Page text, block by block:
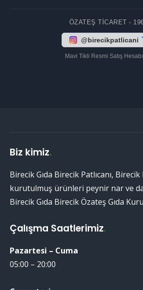
ÖZATEŞ TICARET -
@birecikpatlicani
Mavi Tikli Resmi Satış
Biz kimiz.
Birecik Gıda Birecik Patlıcanı,
kurutulmuş ürünleri peynir nar ve
Birecik Gıda Birecik Özateş Gıda
Çalışma Saatlerimiz.
Pazartesi – Cuma
05:00 – 20:00